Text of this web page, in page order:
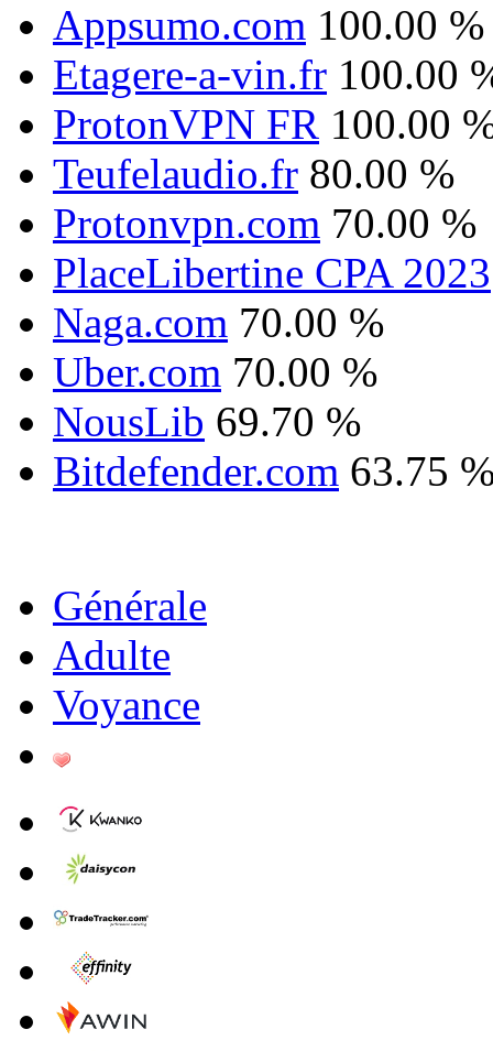
Appsumo.com 100.00 %
Etagere-a-vin.fr 100.00
ProtonVPN FR 100.00
Teufelaudio.fr 80.00 %
Protonvpn.com 70.00 %
PlaceLibertine CPA 2023
Naga.com 70.00 %
Uber.com 70.00 %
NousLib 69.70 %
Bitdefender.com 63.75
Générale
Adulte
Voyance